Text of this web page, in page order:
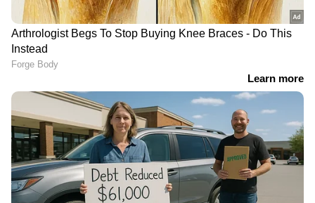
ഏഷ്യാനെറ്റ് ന്യൂസ് ലൈവ് കാണാന്‍ ഇവിടെ
നിർവഹിച്ച 'ആലി'
റിലീസിനൊരുങ്ങുന്നു
നാനി ചിത്രത്തിന്റെ ടീസർ
പുറത്ത്
അഭിനയരംഗത്തെ
'തുടക്കം'; വിസ്‍മയ
മോഹന്‍ലാലിന്
ആശംസകളുമായി മമ്മൂട്ടി
സസ്പെൻസും
അന്വേഷണവും നിറച്ച്
'ആര'ത്തിന്‍റെ ഫസ്റ്റ് ലുക്ക്
പോസ്റ്റർ